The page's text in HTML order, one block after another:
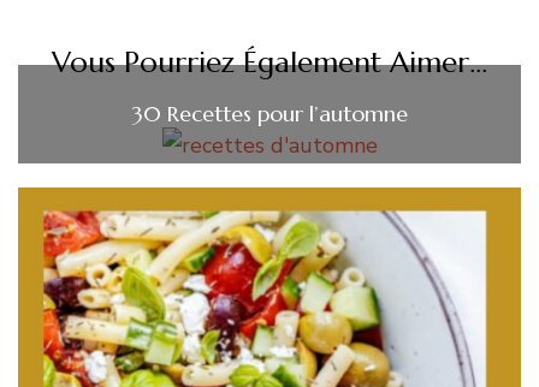
Vous Pourriez Également Aimer...
30 Recettes pour l’automne